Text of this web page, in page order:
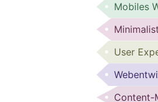
Mobiles
User
Content-